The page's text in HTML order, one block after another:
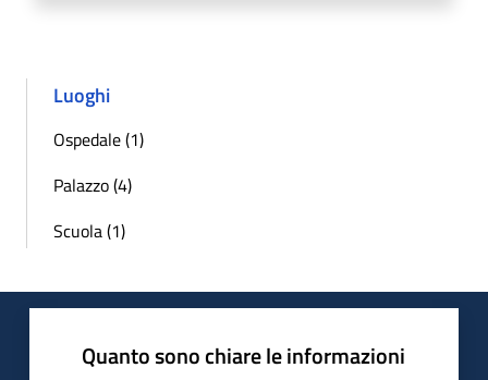
Luoghi
Ospedale (1)
Palazzo (4)
Scuola (1)
Quanto sono chiare le informazioni